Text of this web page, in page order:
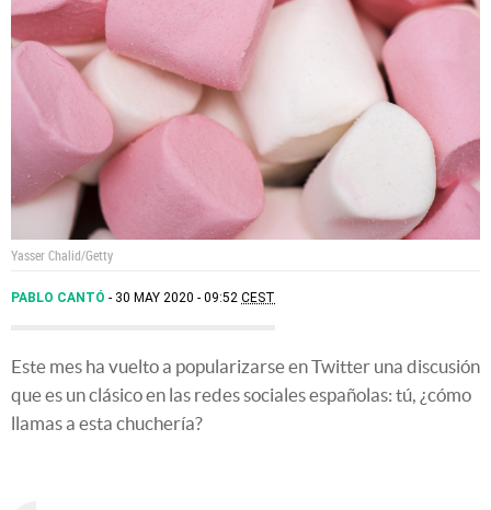
Yasser Chalid/Getty
PABLO CANTÓ 30 MAY 2020 - 09:52 CEST
Este mes ha vuelto a popularizarse en Twitter una discusión
que es un clásico en las redes sociales españolas: tú, ¿cómo
llamas a esta chuchería?